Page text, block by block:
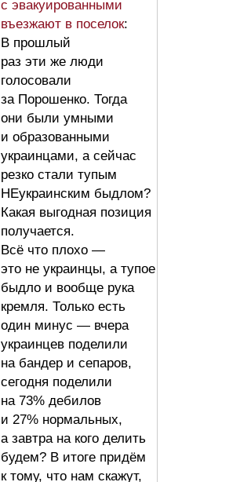
с эвакуированными
въезжают в поселок:
В прошлый
раз эти же люди
голосовали
за Порошенко. Тогда
они были умными
и образованными
украинцами, а сейчас
резко стали тупым
НЕукраинским быдлом?
Какая выгодная позиция
получается.
Всё что плохо —
это не украинцы, а тупое
быдло и вообще рука
кремля. Только есть
один минус — вчера
украинцев поделили
на бандер и сепаров,
сегодня поделили
на 73% дебилов
и 27% нормальных,
а завтра на кого делить
будем? В итоге придём
к тому, что нам скажут,